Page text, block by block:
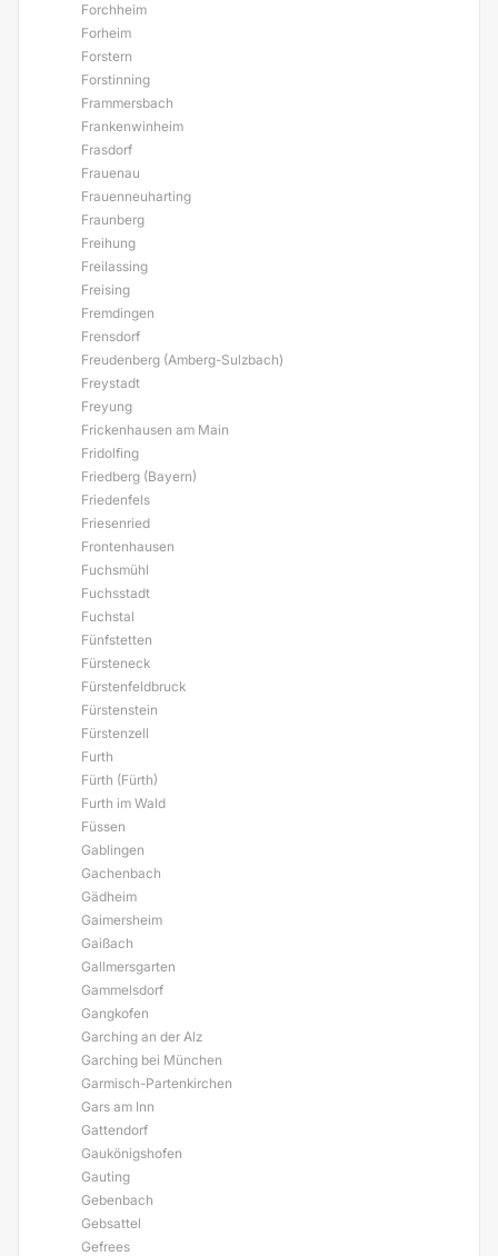
Forchheim
Forheim
Forstern
Forstinning
Frammersbach
Frankenwinheim
Frasdorf
Frauenau
Frauenneuharting
Fraunberg
Freihung
Freilassing
Freising
Fremdingen
Frensdorf
Freudenberg (Amberg-Sulzbach)
Freystadt
Freyung
Frickenhausen am Main
Fridolfing
Friedberg (Bayern)
Friedenfels
Friesenried
Frontenhausen
Fuchsmühl
Fuchsstadt
Fuchstal
Fünfstetten
Fürsteneck
Fürstenfeldbruck
Fürstenstein
Fürstenzell
Furth
Fürth (Fürth)
Furth im Wald
Füssen
Gablingen
Gachenbach
Gädheim
Gaimersheim
Gaißach
Gallmersgarten
Gammelsdorf
Gangkofen
Garching an der Alz
Garching bei München
Garmisch-Partenkirchen
Gars am Inn
Gattendorf
Gaukönigshofen
Gauting
Gebenbach
Gebsattel
Gefrees